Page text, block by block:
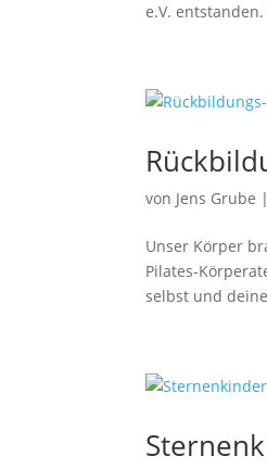
e.V.
von Jens Grube
Unser Körper
Pilates-
selbst und